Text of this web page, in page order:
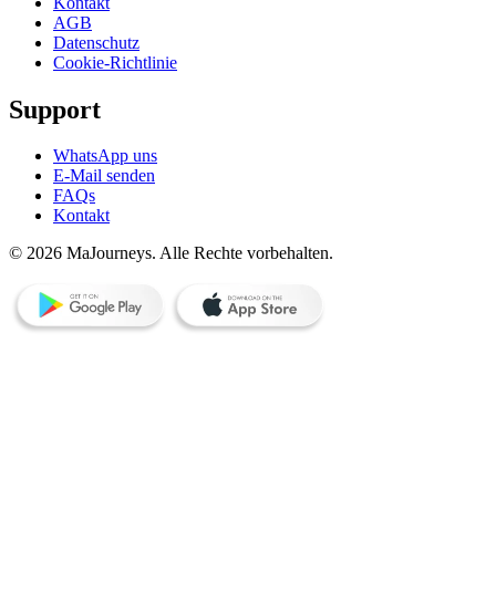
AGB
Datenschutz
Cookie-Richtlinie
Support
WhatsApp uns
E-Mail senden
FAQs
Kontakt
© 2026 MaJourneys. Alle Rechte vorbehalten.